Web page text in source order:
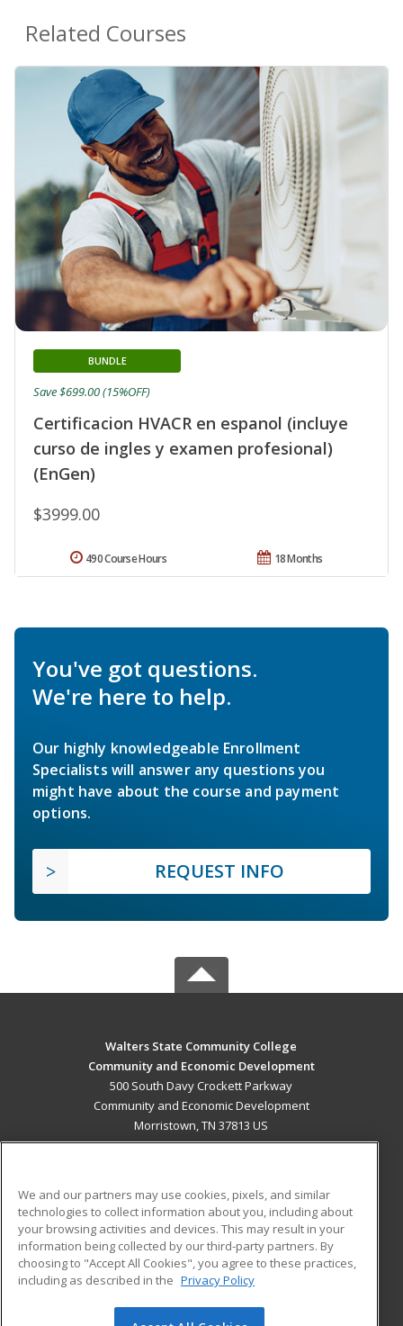
Related Courses
Certificacion HVACR en espanol (incluye
curso de ingles y examen profesional)
(EnGen)
BUNDLE
$3999.00
Save $699.00 (15%OFF)
18 Months
490 Course Hours
You've got questions.
We're here to help.
Our highly knowledgeable Enrollment
Specialists will answer any questions you
might have about the course and payment
options.
REQUEST INFO
Walters State Community College
Community and Economic Development
500 South Davy Crockett Parkway
Community and Economic Development
Morristown, TN 37813 US
ADDITIONAL RESOURCES
Military
Financial Assistance
Help
Student Blog
We and our partners may use cookies, pixels, and similar
technologies to collect information about you, including about
your browsing activities and devices. This may result in your
information being collected by our third-party partners. By
choosing to "Accept All Cookies", you agree to these practices,
including as described in the Privacy Policy